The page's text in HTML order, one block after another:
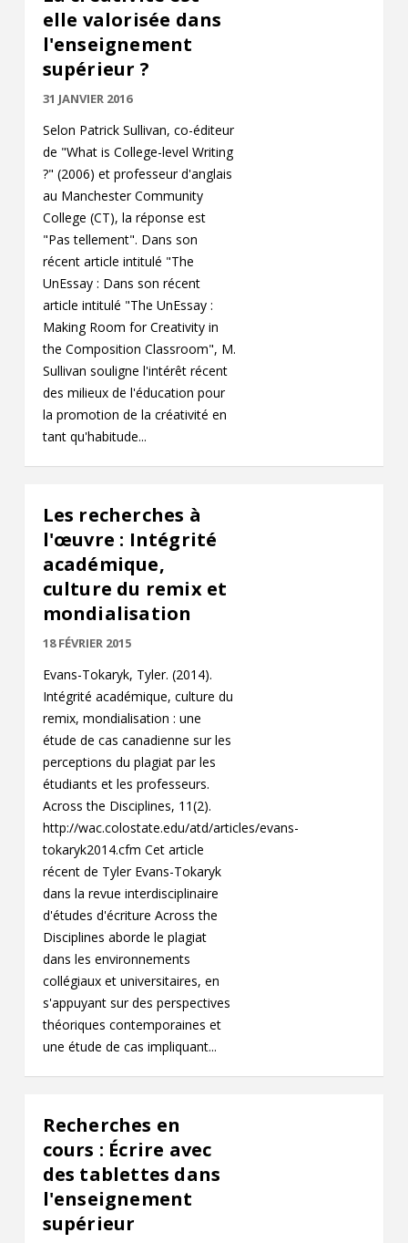
elle valorisée dans
l'enseignement
supérieur ?
31 JANVIER 2016
Selon Patrick Sullivan, co-éditeur
de "What is College-level Writing
?" (2006) et professeur d'anglais
au Manchester Community
College (CT), la réponse est
"Pas tellement". Dans son
récent article intitulé "The
UnEssay : Dans son récent
article intitulé "The UnEssay :
Making Room for Creativity in
the Composition Classroom", M.
Sullivan souligne l'intérêt récent
des milieux de l'éducation pour
la promotion de la créativité en
tant qu'habitude...
Les recherches à
l'œuvre : Intégrité
académique,
culture du remix et
mondialisation
18 FÉVRIER 2015
Evans-Tokaryk, Tyler. (2014).
Intégrité académique, culture du
remix, mondialisation : une
étude de cas canadienne sur les
perceptions du plagiat par les
étudiants et les professeurs.
Across the Disciplines, 11(2).
http://wac.colostate.edu/atd/articles/evans-
tokaryk2014.cfm Cet article
récent de Tyler Evans-Tokaryk
dans la revue interdisciplinaire
d'études d'écriture Across the
Disciplines aborde le plagiat
dans les environnements
collégiaux et universitaires, en
s'appuyant sur des perspectives
théoriques contemporaines et
une étude de cas impliquant...
Recherches en
cours : Écrire avec
des tablettes dans
l'enseignement
supérieur